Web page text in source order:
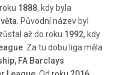
1888, kdy byla
. Původní název byl
až do roku 1992, kdy
. Za tu dobu liga měla
FA Barclays